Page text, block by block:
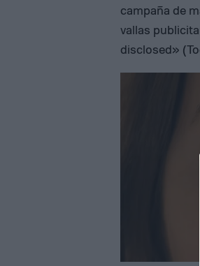
campaña de
vallas
disclosed»